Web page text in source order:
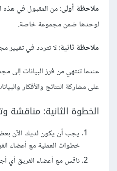
ملاحظة أولى: من المقبول في هذه
لوحدها ضمن مجموعة خاصة.
ملاحظة ثانية: لا تتردد في تغيير
عندما تنتهي من فرز البيانات
على مشاركة النتائج والأفكار
الخطوة الثانية: مناقشة
يجب أن يكون لديك الآن
خطوات العملية مع أعضاء
ناقش مع أعضاء الفريق أي